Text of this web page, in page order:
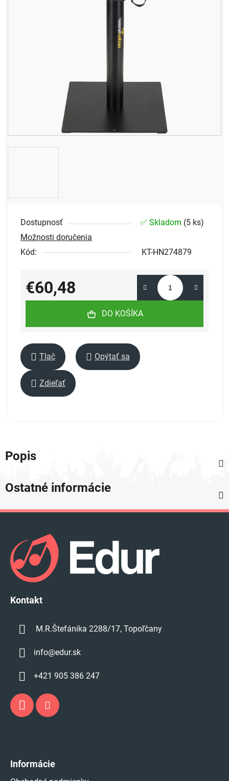
Dostupnosť ✅ Skladom (5 ks)
Možnosti doručenia
Kód:
KT-HN274879
€60,48
Jednotková cena:
DO KOŠÍKA
Tlač Opýtať sa
Zdieľať
Popis
Ostatné informácie
Kontakt
M.R.Štefánika 2288/17, Topoľčany
info@edur.sk
+421 905 386 247
Informácie